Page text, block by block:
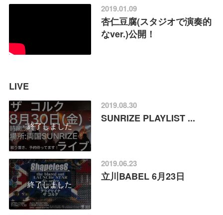
2019.01.09
杏仁豆腐(スタジオで演奏的
なver.)公開！
LIVE
終了しました
2019.08.30
SUNRIZE PLAYLIST ...
終了しました
2019.06.23
立川BABEL 6月23日